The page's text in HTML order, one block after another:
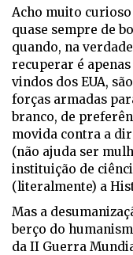
Acho muito
quase sempre de
quando, na
recuperar é
vindos dos EUA,
forças armadas
branco, de
movida contra a
(não ajuda ser
instituição de
(literalmente) a
Mas a
berço do
da II Guerra